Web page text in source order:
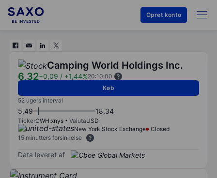
Opret konto
Camping World Holdings Inc.
6,32+0,09 / +1,44%20:10:00
Køb
52 ugers interval
5,49 18,34
TickerCWH:xnys ValutaUSD
New York Stock Exchange
Closed
15 minutters forsinkelse
Data leveret af